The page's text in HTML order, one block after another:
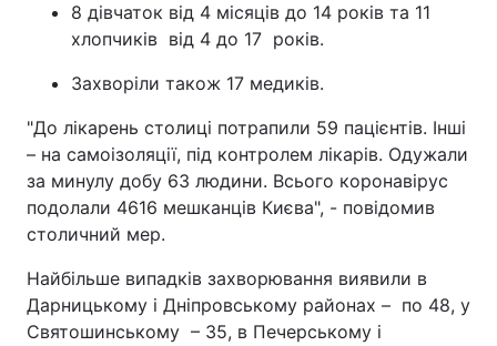
8 дівчаток від 4 місяців до 14 років та 11
хлопчиків від 4 до 17 років.
Захворіли також 17 медиків.
"До лікарень столиці потрапили 59 пацієнтів. Інші
– на самоізоляції, під контролем лікарів. Одужали
за минулу добу 63 людини. Всього коронавірус
подолали 4616 мешканців Києва", - повідомив
столичний мер.
Найбільше випадків захворювання виявили в
Дарницькому і Дніпровському районах – по 48, у
Святошинському – 35, в Печерському і